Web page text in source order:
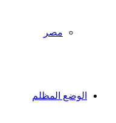
مصر
الوضع المظلم